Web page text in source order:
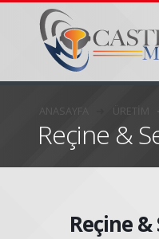
ANASAYFA ÜRETIM
Reçine &
Reçine